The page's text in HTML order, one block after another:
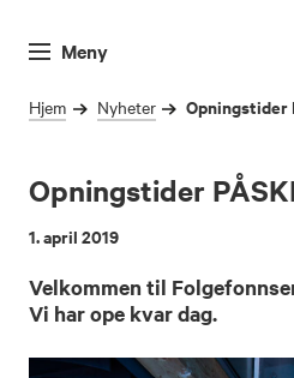
Meny
Hjem Nyheter Opningstider
Opningstider
1. april 2019
Velkommen til
Vi har ope kvar dag.